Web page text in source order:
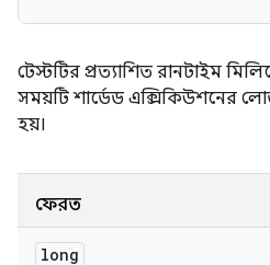
টেস্টটির প্রত্যাশিত রানটাইম
সময়টি শার্ডেড এক্সিকিউশনের
হয়।
ফেরত
long